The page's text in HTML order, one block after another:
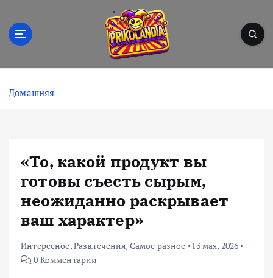
Prikolandia – заряжено на позитив! 🤪⚡
Домашняя
«То, какой продукт вы
готовы съесть сырым,
неожиданно раскрывает
ваш характер»
Интересное,Развлечения, Самое разное 13 мая, 2026
0 Комментарии